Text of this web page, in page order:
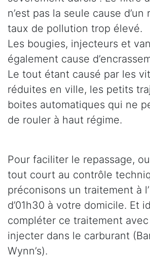
n’est pas la seule cause
taux de pollution trop élevé.
Les bougies, injecteurs et
également cause
Le tout étant causé par les
réduites en ville, les petits
boites automatiques qui ne
de rouler à haut régime.
Pour faciliter le repassage,
tout court au contrôle
préconisons un traitement à
d’01h30 à votre domicile. Et
compléter ce traitement
injecter dans le carburant
Wynn’s).